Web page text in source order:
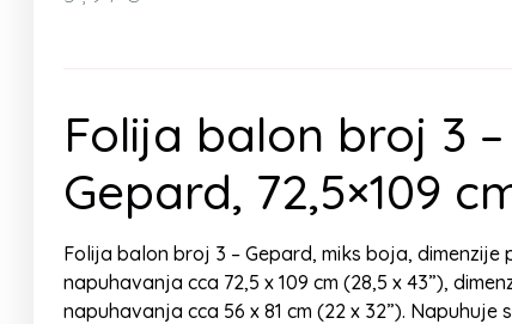
Folija balon broj 3 –
Gepard, 72,5×109
Folija balon broj 3 – Gepard, miks boja, dimenzije
napuhavanja cca 72,5 x 109 cm (28,5 x 43”),
napuhavanja cca 56 x 81 cm (22 x 32”). Napuhuje